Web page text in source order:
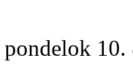
pondelok 10.